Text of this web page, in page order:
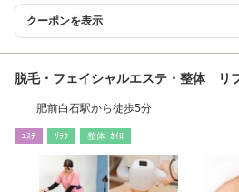
クーポンを表示
脱毛・フェイシャルエステ・整体 リ
肥前白石駅から徒歩5分
ｴｽﾃ ﾘﾗｸ 整体･ｶｲﾛ